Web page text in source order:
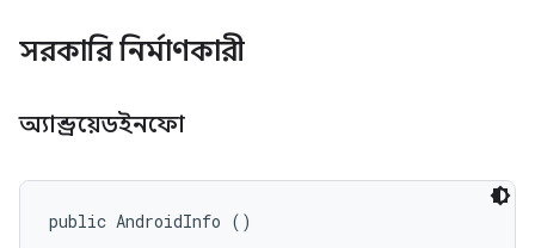
সরকারি নির্মাণকারী
অ্যান্ড্রয়েডইনফো
public AndroidInfo ()